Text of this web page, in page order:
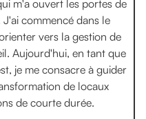
m'a ouvert les portes de
commencé dans le
vers la gestion de
Aujourd'hui, en tant que
je me consacre à guider
de locaux
de courte durée.